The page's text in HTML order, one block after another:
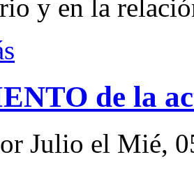
y en la
de la
Julio el Mié,